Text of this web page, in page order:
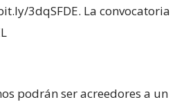
3dqSFDE. La convocatoria
podrán ser acreedores a un